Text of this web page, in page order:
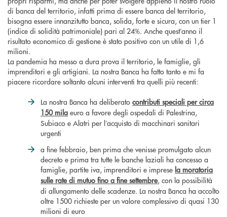
di banca del territorio, infatti prima di essere banca del territorio,
bisogna essere innanzitutto banca, solida, forte e sicura, con un tier 1
(indice di solidità patrimoniale) pari al 24%. Anche quest’anno il
risultato economico di gestione è stato positivo con un utile di 1,6
milioni.
La pandemia ha messo a dura prova il territorio, le famiglie, gli
imprenditori e gli artigiani. La nostra Banca ha fatto tanto e mi fa
piacere ricordare soltanto alcuni interventi tra quelli più recenti:
La nostra Banca ha deliberato contributi speciali per circa
150 mila euro a favore degli ospedali di Palestrina,
Subiaco e Alatri per l’acquisto di macchinari sanitari
urgenti
a fine febbraio, ben prima che venisse promulgato alcun
decreto e prima tra tutte le banche laziali ha concesso a
famiglie, partite iva, imprenditori e imprese la moratoria
sulle rate di mutuo fino a fine settembre, con la possibilità
di allungamento delle scadenze. La nostra Banca ha accolto
oltre 1500 richieste per un valore complessivo di quasi 130
milioni di euro